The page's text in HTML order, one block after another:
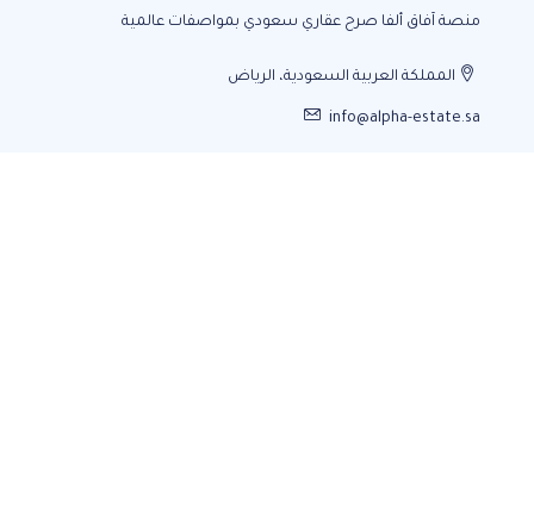
منصة آفاق ألفا صرح عقاري سعودي بمواصفات عالمية
المملكة العربية السعودية، الرياض
info@alpha-estate.sa